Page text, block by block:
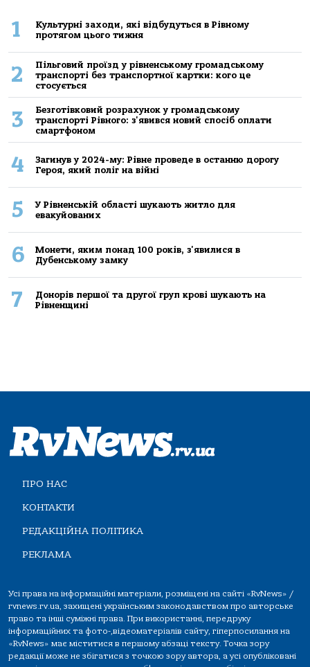
1
Культурні заходи, які відбудуться в Рівному
протягом цього тижня
2
Пільговий проїзд у рівненському громадському
транспорті без транспортної картки: кого це
стосується
3
Безготівковий розрахунок у громадському
транспорті Рівного: з'явився новий спосіб оплати
смартфоном
4
Загинув у 2024-му: Рівне проведе в останню дорогу
Героя, який поліг на війні
5
У Рівненській області шукають житло для
евакуйованих
6
Монети, яким понад 100 років, з'явилися в
Дубенському замку
7
Донорів першої та другої груп крові шукають на
Рівненщині
ПРО НАС
КОНТАКТИ
РЕДАКЦІЙНА ПОЛІТИКА
РЕКЛАМА
Усі права на інформаційні матеріали, розміщені на сайті «RvNews» /
rvnews.rv.ua, захищені українським законодавством про авторське
право та інші суміжні права. При використанні, передруку
інформаційних та фото-,відеоматеріалів сайту, гіперпосилання на
«RvNews» має міститися в першому абзаці тексту. Точка зору
редакції може не збігатися з точкою зору автора, а усі опубліковані